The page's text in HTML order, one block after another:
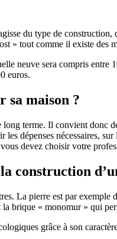
du type de
» tout comme il existe
neuve sera compris
euros.
sa maison ?
terme. Il convient donc
dépenses nécessaires,
devez choisir votre
construction
La pierre est par
brique « monomur » qui
grâce à son